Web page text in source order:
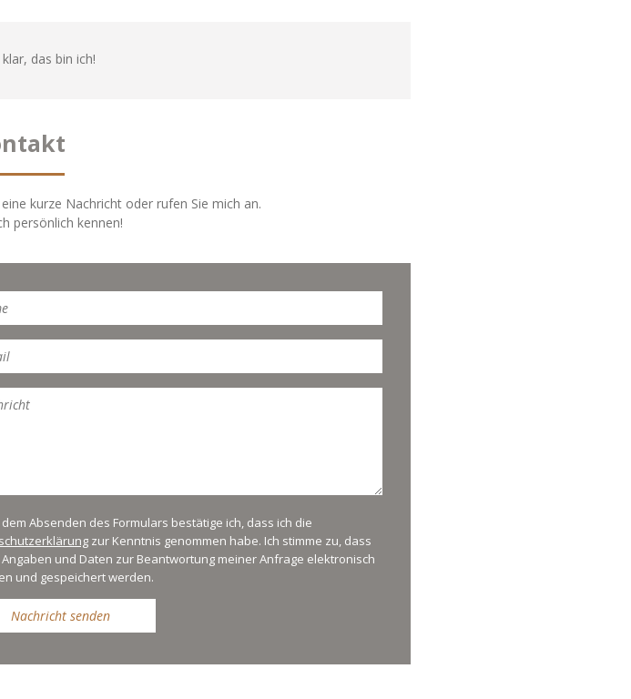
klar, das bin ich!
kurze Nachricht oder rufen Sie mich an.
persönlich kennen!
dem Absenden des Formulars bestätige ich, dass ich die
zur Kenntnis genommen habe. Ich stimme zu, dass
und Daten zur Beantwortung meiner Anfrage elektronisch
und gespeichert werden.
Nachricht senden